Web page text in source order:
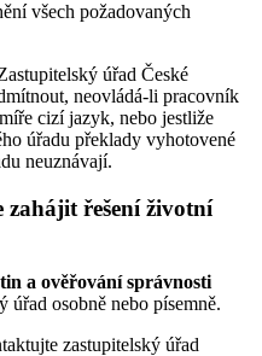
všech požadovaných
úřad České
neovládá-li pracovník
cizí jazyk, nebo jestliže
úřadu překlady vyhotovené
neuznávají.
zahájit řešení životní
a ověřování správnosti
úřad osobně nebo písemně.
zastupitelský úřad